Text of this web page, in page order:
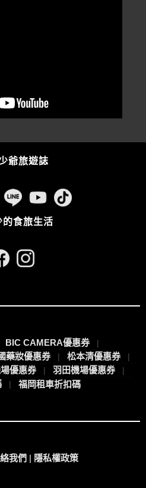
爺旅遊誌
的食旅生活
BIC CAMERA優惠券
藥妝優惠券
松本清優惠券
優惠券
羽田機場優惠券
福岡租車折扣碼
我們 | 隱私權政策